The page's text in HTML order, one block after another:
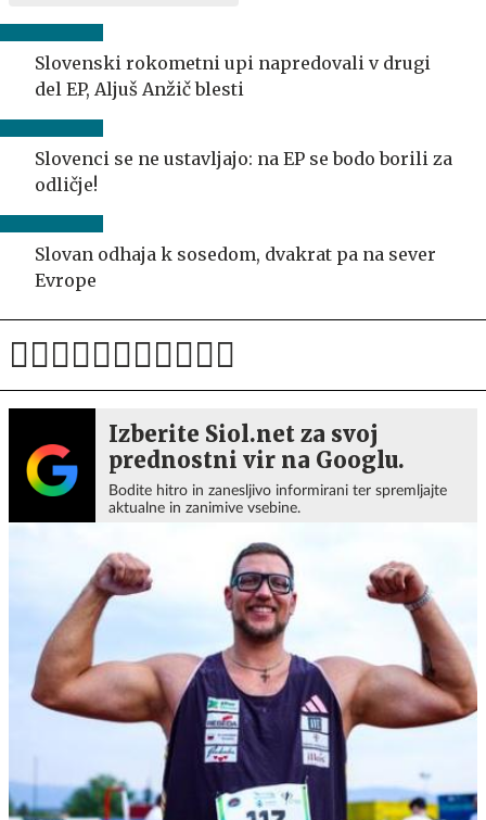
Slovenski rokometni upi napredovali v drugi
del EP, Aljuš Anžič blesti
Slovenci se ne ustavljajo: na EP se bodo borili za
odličje!
Slovan odhaja k sosedom, dvakrat pa na sever
Evrope
Izberite Siol.net za svoj
prednostni vir na Googlu.
Bodite hitro in zanesljivo informirani ter spremljajte
aktualne in zanimive vsebine.